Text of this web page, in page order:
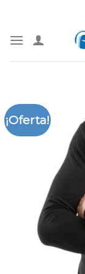
contenido
¡Oferta!